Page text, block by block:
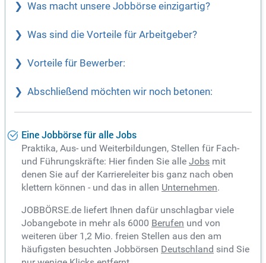
Was macht unsere Jobbörse einzigartig?
Was sind die Vorteile für Arbeitgeber?
Vorteile für Bewerber:
Abschließend möchten wir noch betonen:
Eine Jobbörse für alle Jobs
Praktika, Aus- und Weiterbildungen, Stellen für Fach-
und Führungskräfte: Hier finden Sie alle Jobs mit
denen Sie auf der Karriereleiter bis ganz nach oben
klettern können - und das in allen Unternehmen.
JOBBÖRSE.de liefert Ihnen dafür unschlagbar viele
Jobangebote in mehr als 6000 Berufen und von
weiteren über 1,2 Mio. freien Stellen aus den am
häufigsten besuchten Jobbörsen Deutschland sind Sie